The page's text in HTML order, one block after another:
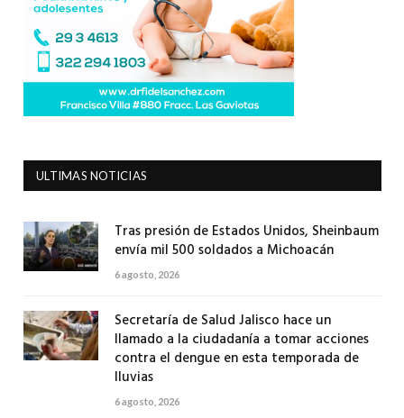
ULTIMAS NOTICIAS
Tras presión de Estados Unidos, Sheinbaum
envía mil 500 soldados a Michoacán
6 agosto, 2026
Secretaría de Salud Jalisco hace un
llamado a la ciudadanía a tomar acciones
contra el dengue en esta temporada de
lluvias
6 agosto, 2026